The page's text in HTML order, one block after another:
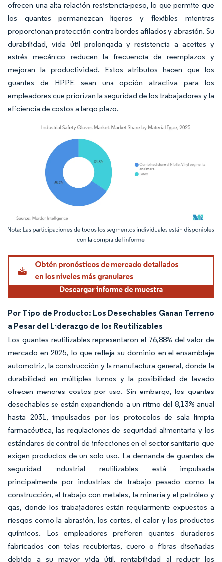
ofrecen una alta relación resistencia-peso, lo que permite que
los guantes permanezcan ligeros y flexibles mientras
proporcionan protección contra bordes afilados y abrasión. Su
durabilidad, vida útil prolongada y resistencia a aceites y
estrés mecánico reducen la frecuencia de reemplazos y
mejoran la productividad. Estos atributos hacen que los
guantes de HPPE sean una opción atractiva para los
empleadores que priorizan la seguridad de los trabajadores y la
eficiencia de costos a largo plazo.
Imagen © Mordor Intelligence. El uso requiere atribución según CC BY 4.0.
Por Tipo de Producto: Los Desechables Ganan Terreno
a Pesar del Liderazgo de los Reutilizables
Los guantes reutilizables representaron el 76,88% del valor de
mercado en 2025, lo que refleja su dominio en el ensamblaje
automotriz, la construcción y la manufactura general, donde la
durabilidad en múltiples turnos y la posibilidad de lavado
ofrecen menores costos por uso. Sin embargo, los guantes
desechables se están expandiendo a un ritmo del 8,13% anual
hasta 2031, impulsados por los protocolos de sala limpia
farmacéutica, las regulaciones de seguridad alimentaria y los
estándares de control de infecciones en el sector sanitario que
exigen productos de un solo uso. La demanda de guantes de
seguridad industrial reutilizables está impulsada
principalmente por industrias de trabajo pesado como la
construcción, el trabajo con metales, la minería y el petróleo y
gas, donde los trabajadores están regularmente expuestos a
riesgos como la abrasión, los cortes, el calor y los productos
químicos. Los empleadores prefieren guantes duraderos
fabricados con telas recubiertas, cuero o fibras diseñadas
debido a su mayor vida útil, rentabilidad al reducir los